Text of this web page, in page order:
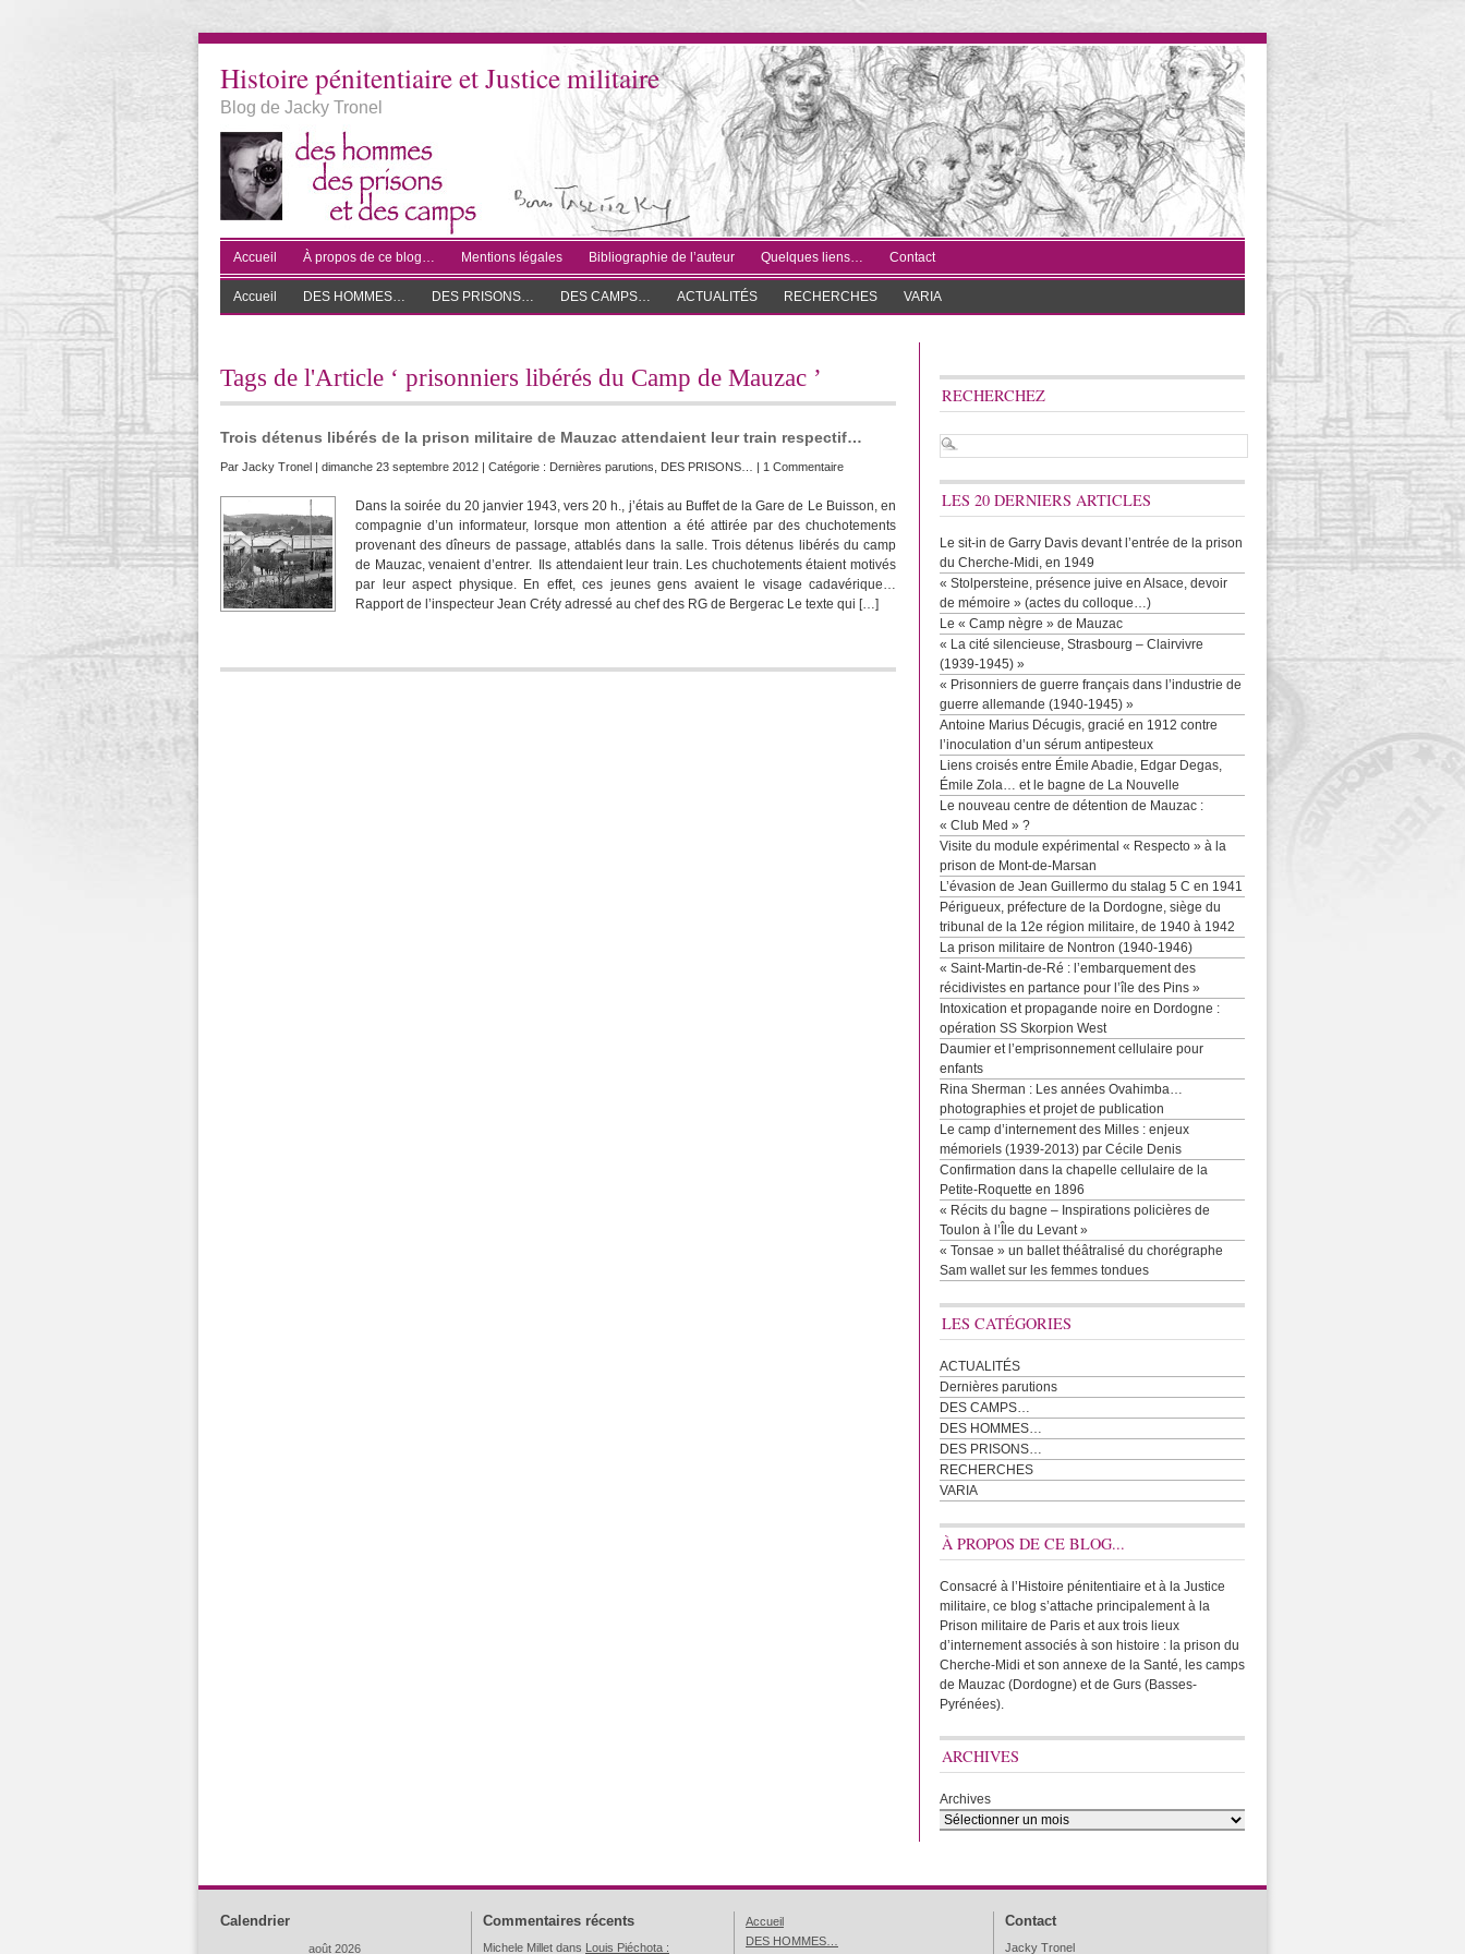
Histoire pénitentiaire et Justice militaire
Blog de Jacky Tronel
Accueil À propos de ce blog… Mentions légales Bibliographie de l’auteur Quelques liens… Contact
Accueil DES HOMMES… DES PRISONS… DES CAMPS… ACTUALITÉS RECHERCHES VARIA
Tags de l'Article ‘ prisonniers libérés du Camp de Mauzac ’
Trois détenus libérés de la prison militaire de Mauzac attendaient leur train respectif…
Par Jacky Tronel | dimanche 23 septembre 2012 | Catégorie : Dernières parutions DES PRISONS… | 1 Commentaire
Dans la soirée du 20 janvier 1943, vers 20 h., j’étais au Buffet de la Gare de Le Buisson, en
compagnie d’un informateur, lorsque mon attention a été attirée par des chuchotements
provenant des dîneurs de passage, attablés dans la salle. Trois détenus libérés du camp
de Mauzac, venaient d’entrer. Ils attendaient leur train. Les chuchotements étaient motivés
par leur aspect physique. En effet, ces jeunes gens avaient le visage cadavérique…
Rapport de l’inspecteur Jean Créty adressé au chef des RG de Bergerac Le texte qui […]
RECHERCHEZ
LES 20 DERNIERS ARTICLES
Le sit-in de Garry Davis devant l’entrée de la prison
du Cherche-Midi, en 1949
« Stolpersteine, présence juive en Alsace, devoir
de mémoire » (actes du colloque…)
Le « Camp nègre » de Mauzac
« La cité silencieuse, Strasbourg – Clairvivre
(1939-1945) »
« Prisonniers de guerre français dans l’industrie de
guerre allemande (1940-1945) »
Antoine Marius Décugis, gracié en 1912 contre
l’inoculation d’un sérum antipesteux
Liens croisés entre Émile Abadie, Edgar Degas,
Émile Zola… et le bagne de La Nouvelle
Le nouveau centre de détention de Mauzac :
« Club Med » ?
Visite du module expérimental « Respecto » à la
prison de Mont-de-Marsan
L’évasion de Jean Guillermo du stalag 5 C en 1941
Périgueux, préfecture de la Dordogne, siège du
tribunal de la 12e région militaire, de 1940 à 1942
La prison militaire de Nontron (1940-1946)
« Saint-Martin-de-Ré : l’embarquement des
récidivistes en partance pour l’île des Pins »
Intoxication et propagande noire en Dordogne :
opération SS Skorpion West
Daumier et l’emprisonnement cellulaire pour
enfants
Rina Sherman : Les années Ovahimba…
photographies et projet de publication
Le camp d’internement des Milles : enjeux
mémoriels (1939-2013) par Cécile Denis
Confirmation dans la chapelle cellulaire de la
Petite-Roquette en 1896
« Récits du bagne – Inspirations policières de
Toulon à l’Île du Levant »
« Tonsae » un ballet théâtralisé du chorégraphe
Sam wallet sur les femmes tondues
LES CATÉGORIES
ACTUALITÉS
Dernières parutions
DES CAMPS…
DES HOMMES…
DES PRISONS…
RECHERCHES
VARIA
À PROPOS DE CE BLOG...
Consacré à l’Histoire pénitentiaire et à la Justice
militaire, ce blog s’attache principalement à la
Prison militaire de Paris et aux trois lieux
d’internement associés à son histoire : la prison du
Cherche-Midi et son annexe de la Santé, les camps
de Mauzac (Dordogne) et de Gurs (Basses-
Pyrénées).
ARCHIVES
Archives
Calendrier
août 2026
Commentaires récents
Michele Millet dans Louis Piéchota :
Accueil
DES HOMMES…
Contact
Jacky Tronel